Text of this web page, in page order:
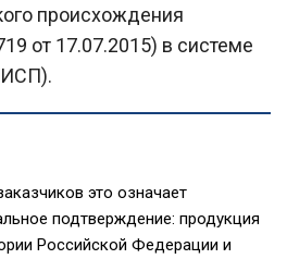
происхождения
от 17.07.2015) в системе
это означает
подтверждение: продукция
Российской Федерации и